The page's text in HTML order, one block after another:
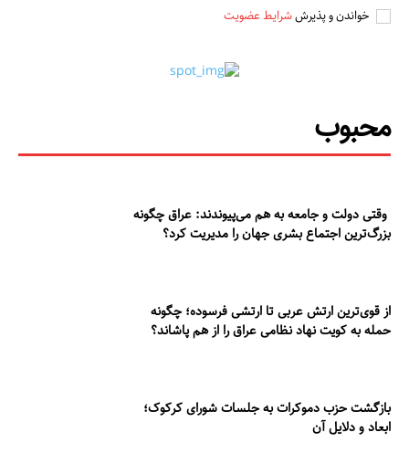
خواندن و پذیرششرایط عضویت
محبوب
وقتی دولت و جامعه به هم می‌پیوندند: عراق چگونه
بزرگ‌ترین اجتماع بشری جهان را مدیریت کرد؟
از قوی‌ترین ارتش عربی تا ارتشی فرسوده؛ چگونه
حمله به کویت نهاد نظامی عراق را از هم پاشاند؟
بازگشت حزب دموکرات به جلسات شورای کرکوک؛
ابعاد و دلایل آن